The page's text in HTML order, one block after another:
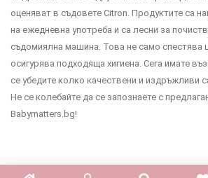
оценяват в съдовете Citron. Продуктите са
на ежедневна употреба и са лесни за
съдомиялна машина. Това не само спестява
осигурява подходяща хигиена. Сега имате
се убедите колко качествени и издръжливи
Не се колебайте да се запознаете с
Babymatters.bg!